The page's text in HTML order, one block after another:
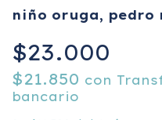
niño oruga, pedro
$23.000
$21.850 con
bancario